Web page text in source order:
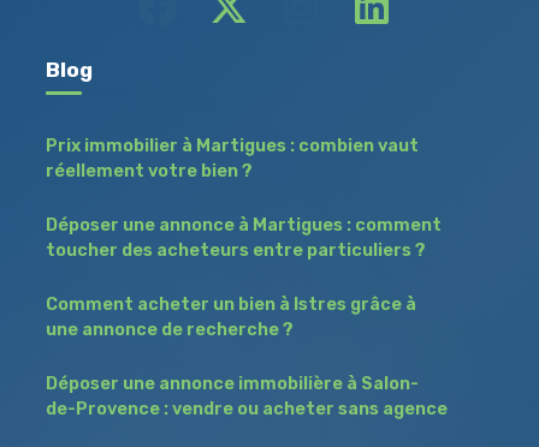
Blog
Prix immobilier à Martigues : combien vaut
réellement votre bien ?
Déposer une annonce à Martigues : comment
toucher des acheteurs entre particuliers ?
Comment acheter un bien à Istres grâce à
une annonce de recherche ?
Déposer une annonce immobilière à Salon-
de-Provence : vendre ou acheter sans agence